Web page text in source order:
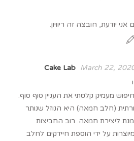
יודעת, חובצה זה ריוויון.
Cake Lab
March 22,
מעמיק קלטתי את העניין סוף סוף.
(חלב חמאה) היא הנוזל שנותר
ליצירת חמאה. רוב החביצות
על ידי הוספת חיידקים לחלב